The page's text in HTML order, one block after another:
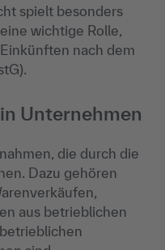
spielt besonders
wichtige Rolle,
nach dem
Unternehmen
die durch die
Dazu gehören
aus betrieblichen